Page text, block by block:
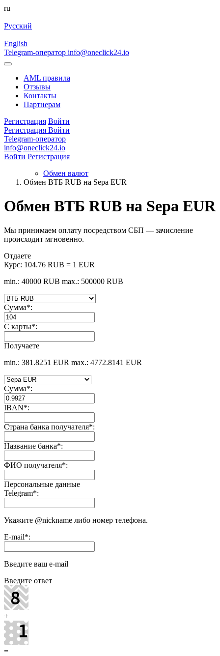
ru
Русский
English
Telegram-оператор info@oneclick24.io
AML правила
Отзывы
Контакты
Партнерам
Регистрация Войти
Регистрация Войти
Telegram-оператор
info@oneclick24.io
Войти Регистрация
Обмен валют
Обмен ВТБ RUB на Sepa EUR
Обмен ВТБ RUB на Sepa EUR
Мы принимаем оплату посредством СБП — зачисление
происходит мгновенно.
Отдаете
Курс: 104.76 RUB = 1 EUR
min.: 40000 RUB max.: 500000 RUB
Сумма*:
С карты*:
Получаете
min.: 381.8251 EUR max.: 4772.8141 EUR
Сумма*:
IBAN*:
Страна банка получателя*:
Название банка*:
ФИО получателя*:
Персональные данные
Telegram*:
Укажите @nickname либо номер телефона.
E-mail*:
Введите ваш e-mail
Введите ответ
+
=